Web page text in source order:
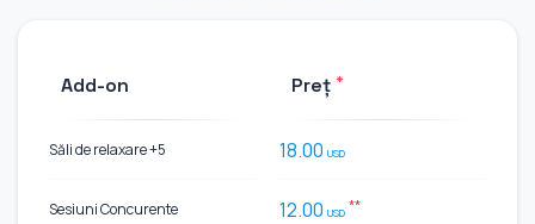
Add-on
Săli de relaxare +5
Sesiuni Concurente
Preț *
18.00 USD
12.00 USD **